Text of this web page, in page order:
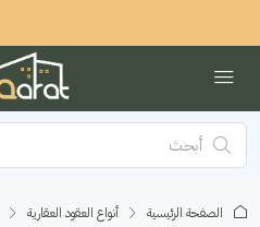
الصفحة الرئيسية أنواع العقود العقارية